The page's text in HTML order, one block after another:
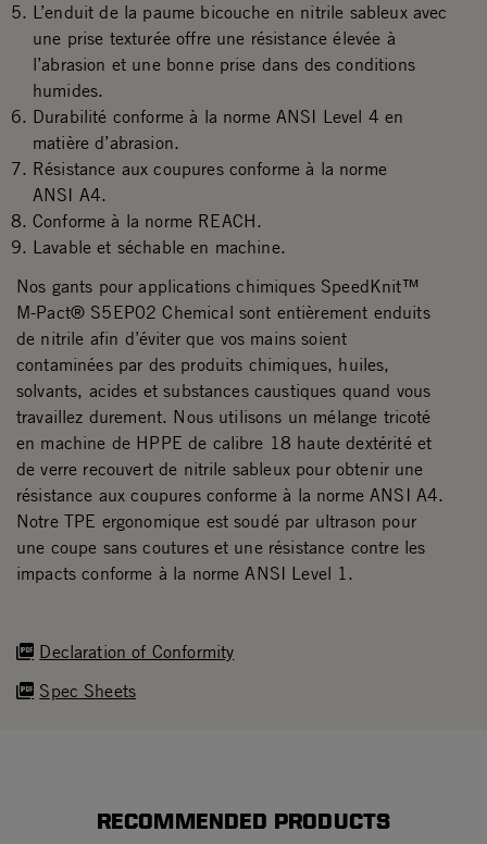
L’enduit de la paume bicouche en nitrile sableux avec
une prise texturée offre une résistance élevée à
l’abrasion et une bonne prise dans des conditions
humides.
Durabilité conforme à la norme ANSI Level 4 en
matière d’abrasion.
Résistance aux coupures conforme à la norme
ANSI A4.
Conforme à la norme REACH.
Lavable et séchable en machine.
Declaration of Conformity
Spec Sheets
Nos gants pour applications chimiques SpeedKnit™
M-Pact® S5EP02 Chemical sont entièrement enduits
de nitrile afin d’éviter que vos mains soient
contaminées par des produits chimiques, huiles,
solvants, acides et substances caustiques quand vous
travaillez durement. Nous utilisons un mélange tricoté
en machine de HPPE de calibre 18 haute dextérité et
de verre recouvert de nitrile sableux pour obtenir une
résistance aux coupures conforme à la norme ANSI A4.
Notre TPE ergonomique est soudé par ultrason pour
une coupe sans coutures et une résistance contre les
impacts conforme à la norme ANSI Level 1.
RECOMMENDED PRODUCTS